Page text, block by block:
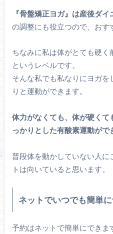
『骨盤矯正ヨガ』は産後ダ
の調整にも役立つので、おす
ちなみに私は体がとても硬
というレベルです。
そんな私でも私なりにヨガ
りと運動ができます。
体力がなくても、体が硬くて
っかりとした有酸素運動がで
普段体を動かしていない人に
トは向いていると思います。
ネットでいつでも簡単
予約はネットで簡単にできま